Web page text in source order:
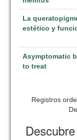
La
estético y
Asymptomatic
to treat
Registros
Descubre